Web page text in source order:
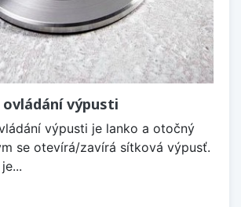
výpusti
výpusti je lanko a otočný
se otevírá/zavírá sítková výpusť.